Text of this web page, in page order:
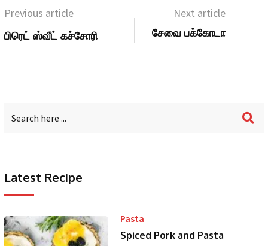
Previous article
பிரெட் ஸ்வீட் கச்சோரி
Next article
சேவை பக்கோடா
Latest Recipe
Pasta
Spiced Pork and Pasta